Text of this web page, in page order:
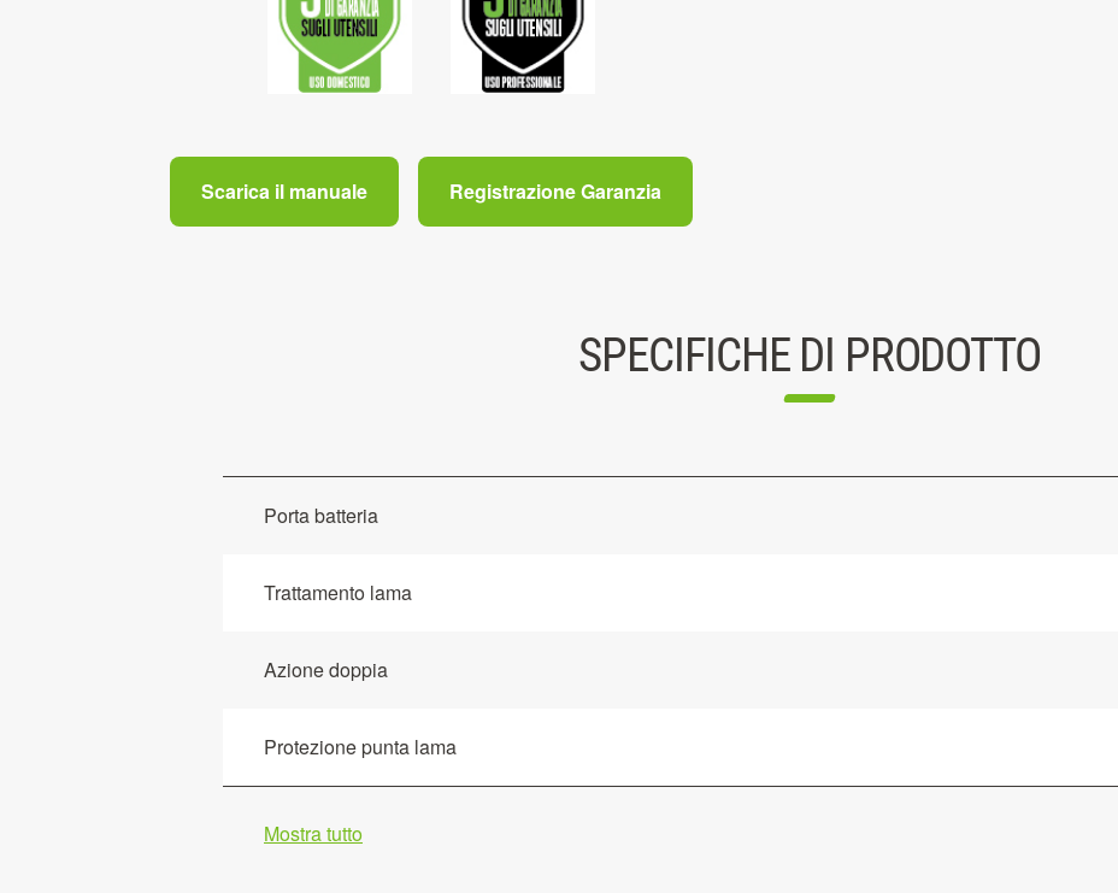
Scarica il manuale Registrazione Garanzia
SPECIFICHE DI PRODOTTO
Porta batteria
Trattamento lama
Azione doppia
Protezione punta lama
Mostra tutto